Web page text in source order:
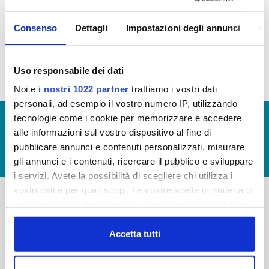
Consenso Dettagli Impostazioni degli annunci
Uso responsabile dei dati
Noi e i nostri 1022 partner trattiamo i vostri dati
personali, ad esempio il vostro numero IP, utilizzando
tecnologie come i cookie per memorizzare e accedere
alle informazioni sul vostro dispositivo al fine di
pubblicare annunci e contenuti personalizzati, misurare
gli annunci e i contenuti, ricercare il pubblico e sviluppare
i servizi. Avete la possibilità di scegliere chi utilizza i
vostri dati e per quali scopi. Le vostre scelte in materia di
in cui avete effettuato le vostre scelte. È possibile
modificare o revocare il proprio consenso in qualsiasi
momento dalla Dichiarazione sui cookie o facendo clic
Accetta tutti
Canoni di locazione e affitto
Patrimonio immobiliare
© Copyright 2017 - 2026
GLOSSARIO
GIUDICA IL SERVIZIO
LAVORA CON NOI
Via Villamagna 90/c -
-
FAQ
PRIVACY POLICY